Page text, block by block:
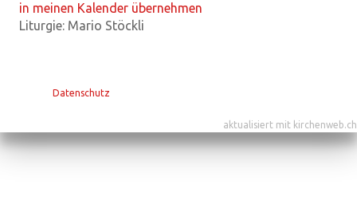
in meinen Kalender übernehmen
Liturgie: Mario Stöckli
Datenschutz
aktualisiert mit kirchenweb.ch